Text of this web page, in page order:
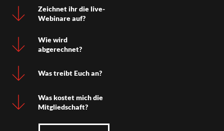
Zeichnet ihr die live-
Webinare auf?
Wie wird
abgerechnet?
Was treibt Euch an?
Was kostet mich die
Mitgliedschaft?